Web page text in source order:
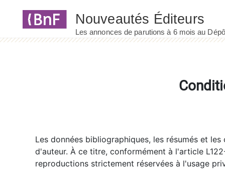
Les données bibliographiques, les résumés et
d'auteur. À ce titre, conformément à l'article
reproductions strictement réservées à l'usage